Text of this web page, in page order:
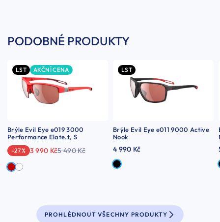
PODOBNÉ PRODUKTY
LST AKČNÍ CENA
Brýle Evil Eye e019 3000
Performance Elate.t, S
-27 % 3 990 Kč5 490 Kč
LST
Brýle Evil Eye e011 9000 Active
Nook
4 990 Kč
PROHLÉDNOUT VŠECHNY PRODUKTY